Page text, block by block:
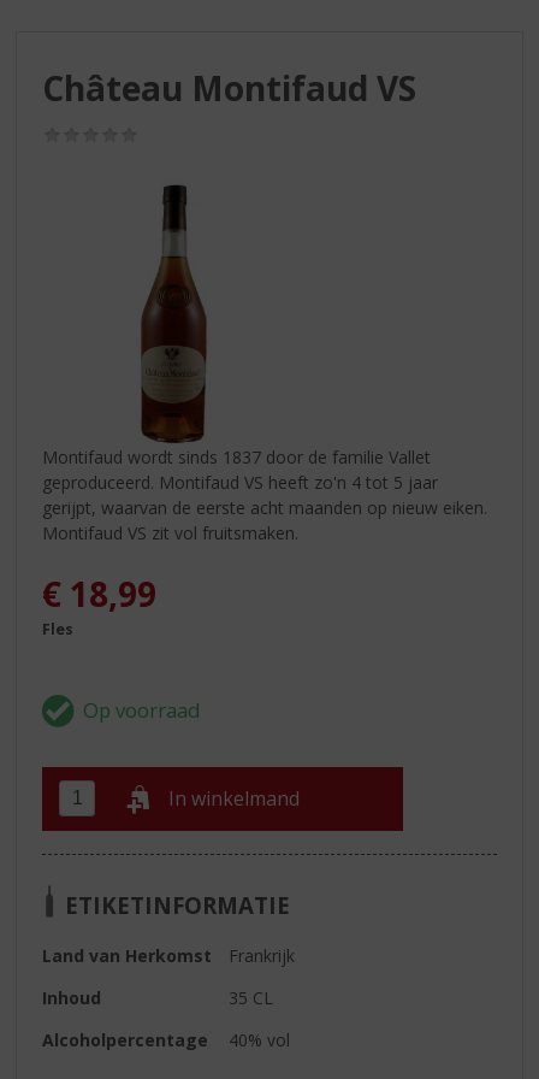
Château Montifaud VS
Montifaud wordt sinds 1837 door de familie Vallet
geproduceerd. Montifaud VS heeft zo'n 4 tot 5 jaar
gerijpt, waarvan de eerste acht maanden op nieuw eiken.
Montifaud VS zit vol fruitsmaken.
€ 18,99
Fles
In winkelmand
ETIKETINFORMATIE
Land van Herkomst
Frankrijk
Inhoud
35 CL
Alcoholpercentage
40% vol